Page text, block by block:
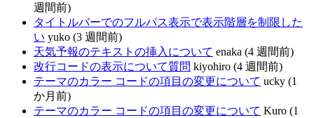
週間前)
タイトルバーでのフルパス表示で表示階層を制限した
い yuko (3 週間前)
天気予報のテキストの挿入について enaka (4 週間前)
改行コードの表示について質問 kiyohiro (4 週間前)
テーマのカラー コードの項目の変更について ucky (1
か月前)
テーマのカラー コードの項目の変更について Kuro (1